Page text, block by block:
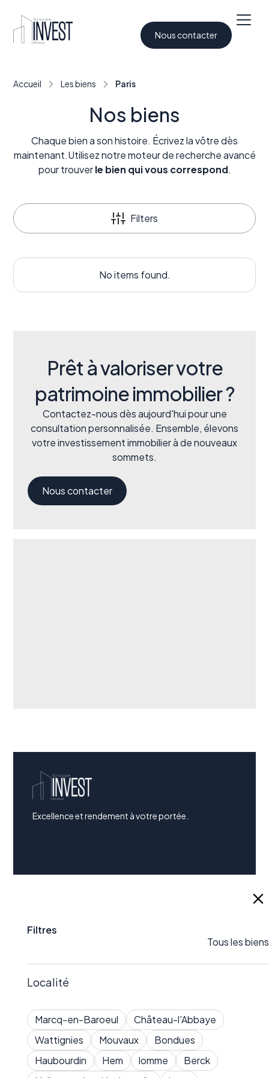
Nous contacter
Accueil Les biens Paris
Nos biens
Chaque bien a son histoire. Écrivez la vôtre dès
maintenant.Utilisez notre moteur de recherche avancé
pour trouverle bien qui vous correspond.
Filtres
Tous les biens
Localité
Marcq-en-Baroeul
Château-l'Abbaye
Wattignies
Mouvaux
Bondues
Haubourdin
Hem lomme
Berck
Filters
No items found.
Prêt à valoriser votre
patrimoine immobilier ?
Contactez-nous dès aujourd'hui pour une
consultation personnalisée. Ensemble, élevons
votre investissement immobilier à de nouveaux
sommets.
Nous contacter
Excellence et rendement à votre portée.
Rejoindre notre réseau
Contact
Barème
Simulateurs